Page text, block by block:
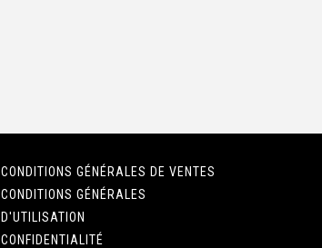
CONDITIONS GÉNÉRALES DE VENTES
CONDITIONS GÉNÉRALES
D'UTILISATION
CONFIDENTIALITÉ